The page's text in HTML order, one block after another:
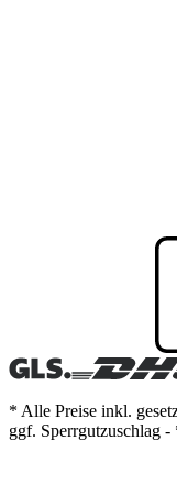
* Alle Preise inkl.
ggf. Sperrgutzuschlag